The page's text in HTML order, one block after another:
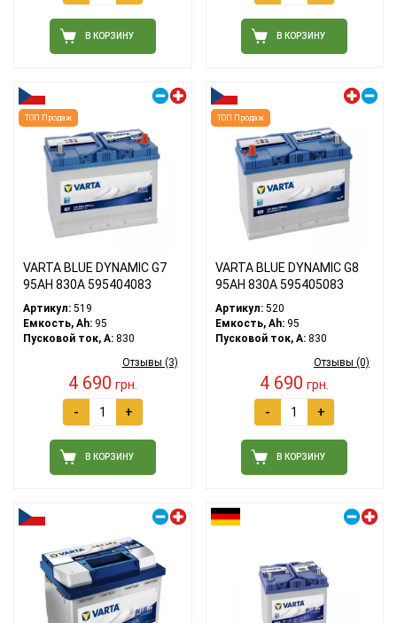
В КОРЗИНУ В КОРЗИНУ
ТОП Продаж
VARTA BLUE DYNAMIC G7
95АH 830A 595404083
Артикул: 519
Емкость, Ah: 95
Пусковой ток, A: 830
Отзывы (3)
4 690 грн.
- +
В КОРЗИНУ
ТОП Продаж
VARTA BLUE DYNAMIC G8
95АH 830A 595405083
Артикул:520
Емкость, Ah:95
Пусковой ток, A:830
Отзывы (0)
4 690 грн.
- +
В КОРЗИНУ